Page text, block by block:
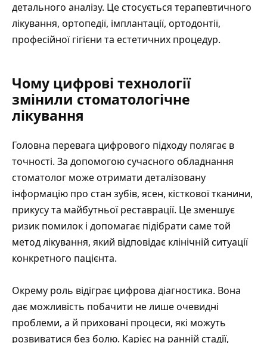
детального аналізу. Це стосується терапевтичного
лікування, ортопедії, імплантації, ортодонтії,
професійної гігієни та естетичних процедур.
Чому цифрові технології
змінили стоматологічне
лікування
Головна перевага цифрового підходу полягає в
точності. За допомогою сучасного обладнання
стоматолог може отримати деталізовану
інформацію про стан зубів, ясен, кісткової тканини,
прикусу та майбутньої реставрації. Це зменшує
ризик помилок і допомагає підібрати саме той
метод лікування, який відповідає клінічній ситуації
конкретного пацієнта.
Окрему роль відіграє цифрова діагностика. Вона
дає можливість побачити не лише очевидні
проблеми, а й приховані процеси, які можуть
розвиватися без болю. Карієс на ранній стадії,